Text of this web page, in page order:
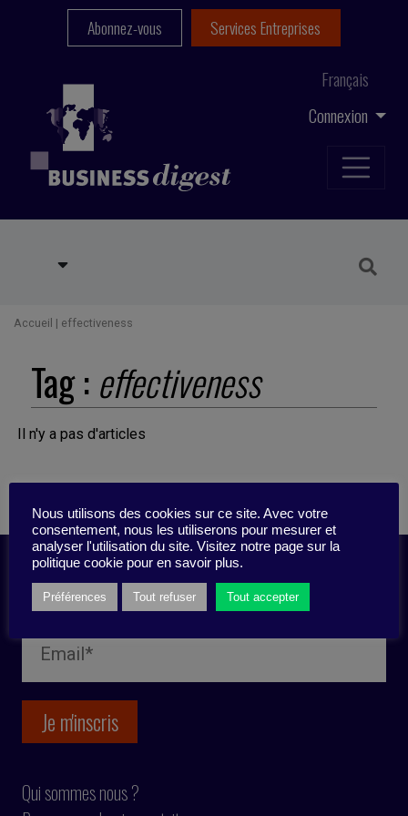
Connexion
Français
Abonnez-vous Services Entreprises
Accueil | effectiveness
Tag : effectiveness
Il n'y a pas d'articles
Inscription newsletter
Qui sommes nous ?
Nous utilisons des cookies sur ce site. Avec votre
consentement, nous les utiliserons pour mesurer et
analyser l'utilisation du site. Visitez notre page sur la
politique cookie pour en savoir plus.
Préférences Tout refuser Tout accepter